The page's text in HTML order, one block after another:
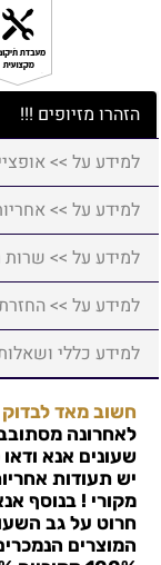
הזהרו מזיופים !!!
למידע על >>
למידע על >>
למידע על >>
למידע על >>
למידע כללי
חשוב מאד לבדוק
לאחרונה
שעונים אנא
יש תעודות
מקורי ! בנוסף
חרוט על גב
המוצרים